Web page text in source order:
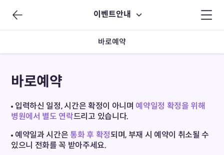
이벤트안내
바로예약
바로예약
입력하신 일정, 시간은 확정이 아니며 예약일정 확정을 위해
병원에서 별도 연락드리고 있습니다.
예약일과 시간은 통화 후 확정되며, 부재 시 예약이 취소될 수
있으니 전화를 꼭 받아주세요.